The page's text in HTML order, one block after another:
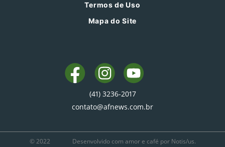
Termos de Uso
Mapa do Site
(41) 3236-2017
contato@afnews.com.br
© 2022 Desenvolvido com amor e café por Notis/us.